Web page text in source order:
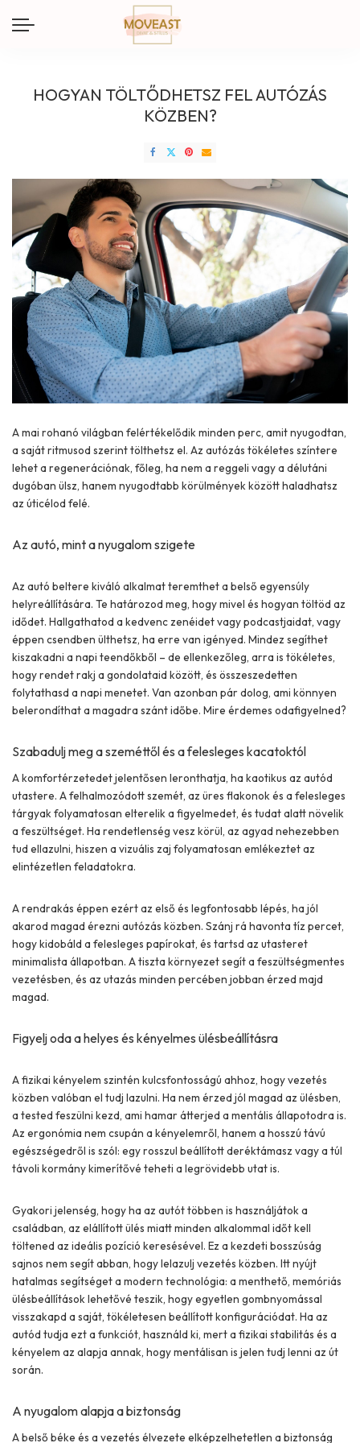
HOGYAN TÖLTŐDHETSZ FEL AUTÓZÁS
KÖZBEN?
A mai rohanó világban felértékelődik minden perc, amit nyugodtan,
a saját ritmusod szerint tölthetsz el. Az autózás tökéletes színtere
lehet a regenerációnak, főleg, ha nem a reggeli vagy a délutáni
dugóban ülsz, hanem nyugodtabb körülmények között haladhatsz
az úticélod felé.
Az autó, mint a nyugalom szigete
Az autó beltere kiváló alkalmat teremthet a belső egyensúly
helyreállítására. Te határozod meg, hogy mivel és hogyan töltöd az
idődet. Hallgathatod a kedvenc zenéidet vagy podcastjaidat, vagy
éppen csendben ülthetsz, ha erre van igényed. Mindez segíthet
kiszakadni a napi teendőkből – de ellenkezőleg, arra is tökéletes,
hogy rendet rakj a gondolataid között, és összeszedetten
folytathasd a napi menetet. Van azonban pár dolog, ami könnyen
belerondíthat a magadra szánt időbe. Mire érdemes odafigyelned?
Szabadulj meg a szeméttől és a felesleges kacatoktól
A komfortérzetedet jelentősen leronthatja, ha kaotikus az autód
utastere. A felhalmozódott szemét, az üres flakonok és a felesleges
tárgyak folyamatosan elterelik a figyelmedet, és tudat alatt növelik
a feszültséget. Ha rendetlenség vesz körül, az agyad nehezebben
tud ellazulni, hiszen a vizuális zaj folyamatosan emlékeztet az
elintézetlen feladatokra.
A rendrakás éppen ezért az első és legfontosabb lépés, ha jól
akarod magad érezni autózás közben. Szánj rá havonta tíz percet,
hogy kidobáld a felesleges papírokat, és tartsd az utasteret
minimalista állapotban. A tiszta környezet segít a feszültségmentes
vezetésben, és az utazás minden percében jobban érzed majd
magad.
Figyelj oda a helyes és kényelmes ülésbeállításra
A fizikai kényelem szintén kulcsfontosságú ahhoz, hogy vezetés
közben valóban el tudj lazulni. Ha nem érzed jól magad az ülésben,
a tested feszülni kezd, ami hamar átterjed a mentális állapotodra is.
Az ergonómia nem csupán a kényelemről, hanem a hosszú távú
egészségedről is szól: egy rosszul beállított deréktámasz vagy a túl
távoli kormány kimerítővé teheti a legrövidebb utat is.
Gyakori jelenség, hogy ha az autót többen is használjátok a
családban, az elállított ülés miatt minden alkalommal időt kell
töltened az ideális pozíció keresésével. Ez a kezdeti bosszúság
sajnos nem segít abban, hogy lelazulj vezetés közben. Itt nyújt
hatalmas segítséget a modern technológia: a menthető, memóriás
ülésbeállítások lehetővé teszik, hogy egyetlen gombnyomással
visszakapd a saját, tökéletesen beállított konfigurációdat. Ha az
autód tudja ezt a funkciót, használd ki, mert a fizikai stabilitás és a
kényelem az alapja annak, hogy mentálisan is jelen tudj lenni az út
során.
A nyugalom alapja a biztonság
A belső béke és a vezetés élvezete elképzelhetetlen a biztonság